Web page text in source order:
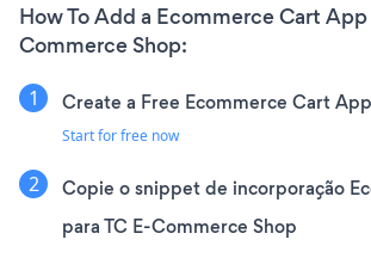
How To Add a Ecommerce Cart App
Commerce Shop:
Create a Free Ecommerce Cart App
Start for free now
Copie o snippet de incorporação
para TC E-Commerce Shop